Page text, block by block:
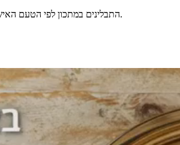
התבלינים במתכון לפי הטעם האישי (ניתן "לשחק" איתם ולהוסיף מה שאוהבים).